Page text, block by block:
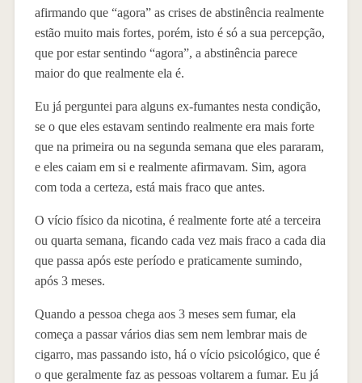
afirmando que “agora” as crises de abstinência realmente
estão muito mais fortes, porém, isto é só a sua percepção,
que por estar sentindo “agora”, a abstinência parece
maior do que realmente ela é.
Eu já perguntei para alguns ex-fumantes nesta condição,
se o que eles estavam sentindo realmente era mais forte
que na primeira ou na segunda semana que eles pararam,
e eles caiam em si e realmente afirmavam. Sim, agora
com toda a certeza, está mais fraco que antes.
O vício físico da nicotina, é realmente forte até a terceira
ou quarta semana, ficando cada vez mais fraco a cada dia
que passa após este período e praticamente sumindo,
após 3 meses.
Quando a pessoa chega aos 3 meses sem fumar, ela
começa a passar vários dias sem nem lembrar mais de
cigarro, mas passando isto, há o vício psicológico, que é
o que geralmente faz as pessoas voltarem a fumar. Eu já